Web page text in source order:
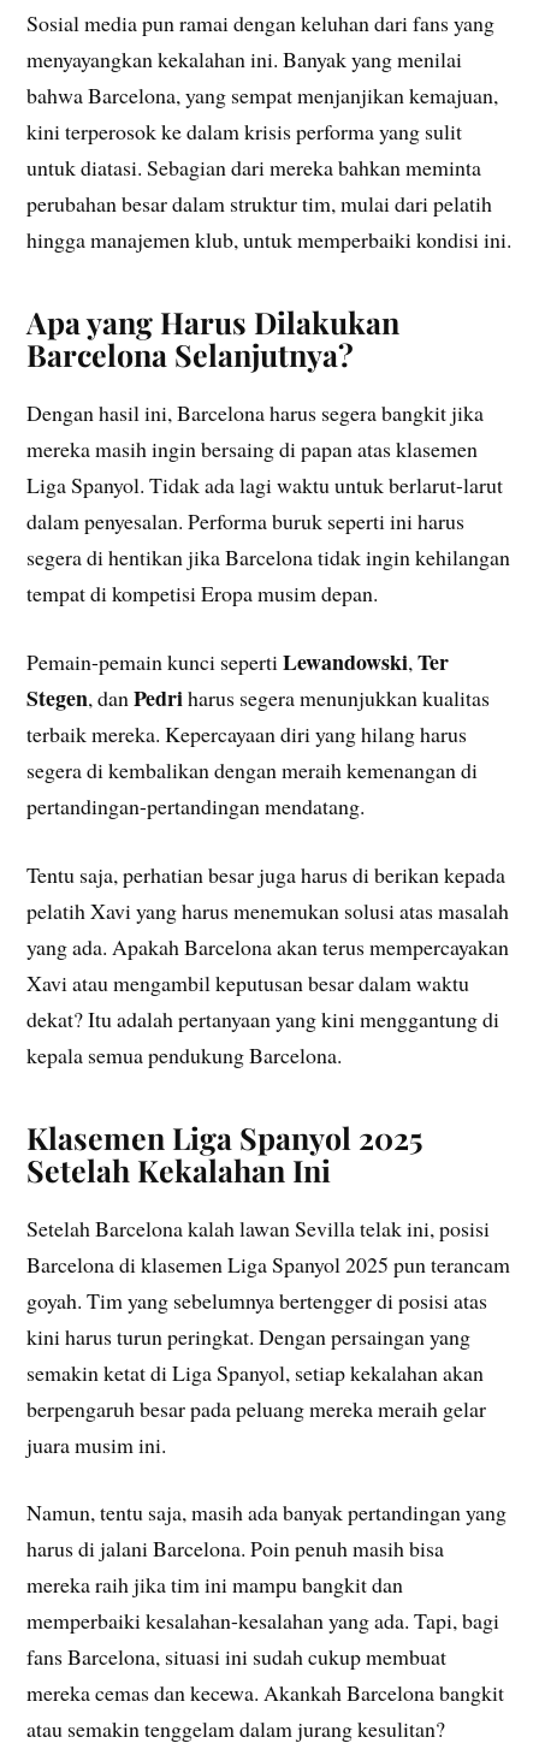
Sosial media pun ramai dengan keluhan dari fans yang
menyayangkan kekalahan ini. Banyak yang menilai
bahwa Barcelona, yang sempat menjanjikan kemajuan,
kini terperosok ke dalam krisis performa yang sulit
untuk diatasi. Sebagian dari mereka bahkan meminta
perubahan besar dalam struktur tim, mulai dari pelatih
hingga manajemen klub, untuk memperbaiki kondisi ini.
Apa yang Harus Dilakukan
Barcelona Selanjutnya?
Dengan hasil ini, Barcelona harus segera bangkit jika
mereka masih ingin bersaing di papan atas klasemen
Liga Spanyol. Tidak ada lagi waktu untuk berlarut-larut
dalam penyesalan. Performa buruk seperti ini harus
segera di hentikan jika Barcelona tidak ingin kehilangan
tempat di kompetisi Eropa musim depan.
Pemain-pemain kunci sepertiLewandowski,Ter
Stegen, danPedriharus segera menunjukkan kualitas
terbaik mereka. Kepercayaan diri yang hilang harus
segera di kembalikan dengan meraih kemenangan di
pertandingan-pertandingan mendatang.
Tentu saja, perhatian besar juga harus di berikan kepada
pelatih Xavi yang harus menemukan solusi atas masalah
yang ada. Apakah Barcelona akan terus mempercayakan
Xavi atau mengambil keputusan besar dalam waktu
dekat? Itu adalah pertanyaan yang kini menggantung di
kepala semua pendukung Barcelona.
Klasemen Liga Spanyol 2025
Setelah Kekalahan Ini
Setelah Barcelona kalah lawan Sevilla telak ini, posisi
Barcelona di klasemen Liga Spanyol 2025 pun terancam
goyah. Tim yang sebelumnya bertengger di posisi atas
kini harus turun peringkat. Dengan persaingan yang
semakin ketat di Liga Spanyol, setiap kekalahan akan
berpengaruh besar pada peluang mereka meraih gelar
juara musim ini.
Namun, tentu saja, masih ada banyak pertandingan yang
harus di jalani Barcelona. Poin penuh masih bisa
mereka raih jika tim ini mampu bangkit dan
memperbaiki kesalahan-kesalahan yang ada. Tapi, bagi
fans Barcelona, situasi ini sudah cukup membuat
mereka cemas dan kecewa. Akankah Barcelona bangkit
atau semakin tenggelam dalam jurang kesulitan?